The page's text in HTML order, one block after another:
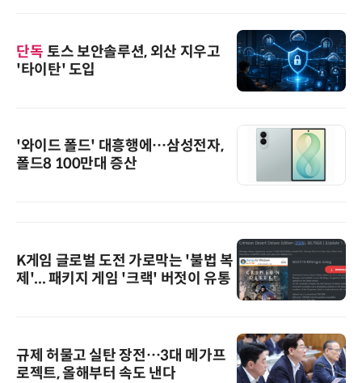
단독 토스 보안솔루션, 외산 지우고
'타이탄' 도입
'와이드 폴드' 대흥행에…삼성전자,
폴드8 100만대 증산
K게임 글로벌 도전 가로막는 '불법 복
제'... 패키지 게임 '크랙' 버젓이 유통
규제 허물고 실탄 장전…3대 메가프
로젝트, 올해부터 속도 낸다